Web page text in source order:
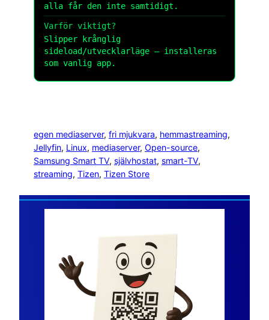
alla får den inte samtidigt.
Varför viktigt?
Slipper krånglig
sideload/utvecklarläge – installeras
som vanlig app.
egen mediaserver, fri mjukvara, hemmastreaming
Jellyfin, Linux, mediaserver, Open-source
Samsung Smart TV, självhostat, smart-TV
streaming, Tizen, Tizen Store